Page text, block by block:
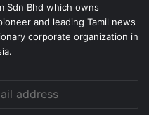
Sdn Bhd which owns
and leading Tamil news
corporate organization in